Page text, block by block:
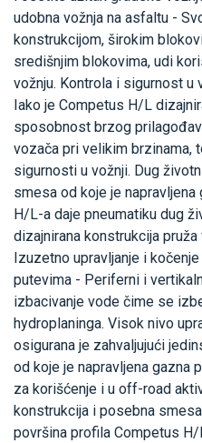
udobna vožnja na asfaltu -
konstrukcijom, širokim
središnjim blokovima, udi
vožnju. Kontrola i sigurnost u
Iako je Competus H/L
sposobnost brzog
vozača pri velikim brzinama,
sigurnosti u vožnji. Dug
smesa od koje je
H/L-a daje pneumatiku dug
dizajnirana konstrukcija
Izuzetno upravljanje i
putevima - Periferni i
izbacivanje vode čime se
hydroplaninga. Visok nivo
osigurana je zahvaljujući
od koje je napravljena gazna
za korišćenje i u off-road
konstrukcija i posebna
površina profila Competus